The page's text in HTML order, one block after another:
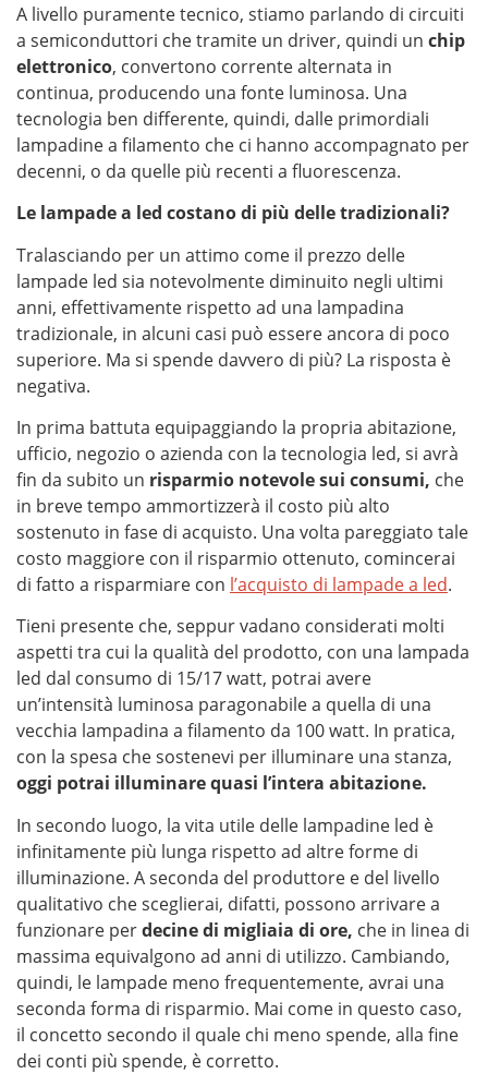
A livello puramente tecnico, stiamo parlando di circuiti
a semiconduttori che tramite un driver, quindi un chip
elettronico, convertono corrente alternata in
continua, producendo una fonte luminosa. Una
tecnologia ben differente, quindi, dalle primordiali
lampadine a filamento che ci hanno accompagnato per
decenni, o da quelle più recenti a fluorescenza.
Le lampade a led costano di più delle tradizionali?
Tralasciando per un attimo come il prezzo delle
lampade led sia notevolmente diminuito negli ultimi
anni, effettivamente rispetto ad una lampadina
tradizionale, in alcuni casi può essere ancora di poco
superiore. Ma si spende davvero di più? La risposta è
negativa.
In prima battuta equipaggiando la propria abitazione,
ufficio, negozio o azienda con la tecnologia led, si avrà
fin da subito un risparmio notevole sui consumi, che
in breve tempo ammortizzerà il costo più alto
sostenuto in fase di acquisto. Una volta pareggiato tale
costo maggiore con il risparmio ottenuto, comincerai
di fatto a risparmiare con l’acquisto di lampade a led.
Tieni presente che, seppur vadano considerati molti
aspetti tra cui la qualità del prodotto, con una lampada
led dal consumo di 15/17 watt, potrai avere
un’intensità luminosa paragonabile a quella di una
vecchia lampadina a filamento da 100 watt. In pratica,
con la spesa che sostenevi per illuminare una stanza,
oggi potrai illuminare quasi l’intera abitazione.
In secondo luogo, la vita utile delle lampadine led è
infinitamente più lunga rispetto ad altre forme di
illuminazione. A seconda del produttore e del livello
qualitativo che sceglierai, difatti, possono arrivare a
funzionare perdecine di migliaia di ore, che in linea di
massima equivalgono ad anni di utilizzo. Cambiando,
quindi, le lampade meno frequentemente, avrai una
seconda forma di risparmio. Mai come in questo caso,
il concetto secondo il quale chi meno spende, alla fine
dei conti più spende, è corretto.